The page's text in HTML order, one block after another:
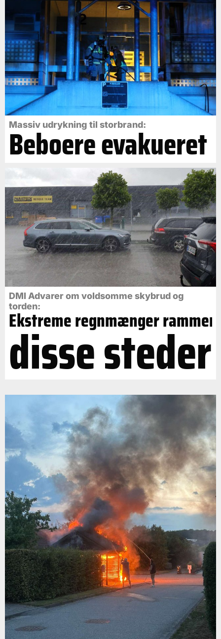
Massiv udrykning til storbrand:
Beboere evakueret
DMI Advarer om voldsomme skybrud og
torden:
Ekstreme regnmænger rammer
disse steder